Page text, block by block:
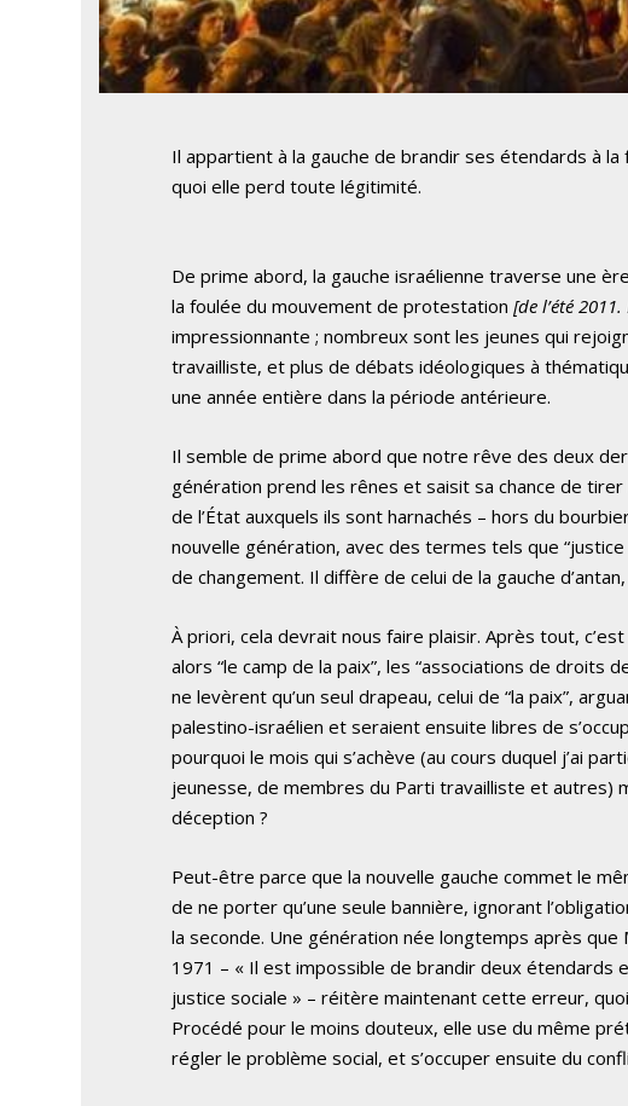
Il appartient à la gauche de brandir ses étendards à
quoi elle perd toute légitimité.
De prime abord, la gauche israélienne traverse une
la foulée du mouvement de protestation[de l’été
impressionnante ; nombreux sont les jeunes qui
travailliste, et plus de débats idéologiques à
une année entière dans la période antérieure.
Il semble de prime abord que notre rêve des deux
génération prend les rênes et saisit sa chance de
de l’État auxquels ils sont harnachés – hors du
nouvelle génération, avec des termes tels que
de changement. Il diffère de celui de la gauche
À priori, cela devrait nous faire plaisir. Après tout,
alors “le camp de la paix”, les “associations de droits
ne levèrent qu’un seul drapeau, celui de “la paix”,
palestino-israélien et seraient ensuite libres de
pourquoi le mois qui s’achève (au cours duquel j’ai
jeunesse, de membres du Parti travailliste et autres)
déception ?
Peut-être parce que la nouvelle gauche commet le
de ne porter qu’une seule bannière, ignorant
la seconde. Une génération née longtemps après
1971 – « Il est impossible de brandir deux étendards
justice sociale » – réitère maintenant cette erreur,
Procédé pour le moins douteux, elle use du même
régler le problème social, et s’occuper ensuite du